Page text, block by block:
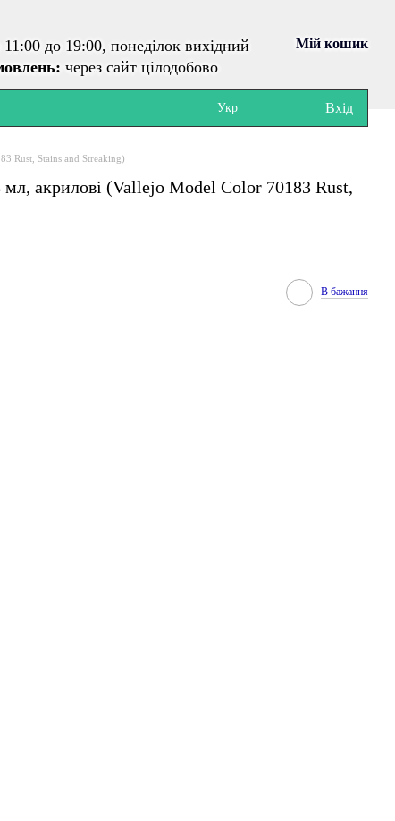
11:00 до 19:00, понеділок вихідний
через сайт цілодобово
Мій кошик
Укр Вхід
Rust, Stains and Streaking)
акрилові (Vallejo Model Color 70183 Rust,
В бажання